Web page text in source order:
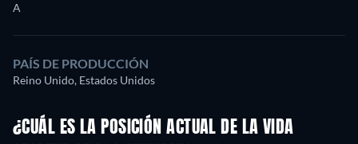
A
PAÍS DE PRODUCCIÓN
Reino Unido, Estados Unidos
¿CUÁL ES LA POSICIÓN ACTUAL DE LA VIDA